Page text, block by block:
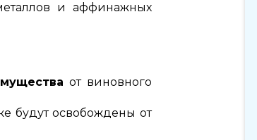
и аффинажных
от виновного
будут освобождены от